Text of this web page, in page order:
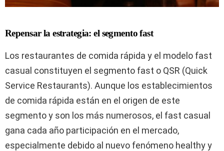
Repensar la estrategia: el segmento fast
Los restaurantes de comida rápida y el modelo fast
casual constituyen el segmento fast o QSR (Quick
Service Restaurants). Aunque los establecimientos
de comida rápida están en el origen de este
segmento y son los más numerosos, el fast casual
gana cada año participación en el mercado,
especialmente debido al nuevo fenómeno healthy y